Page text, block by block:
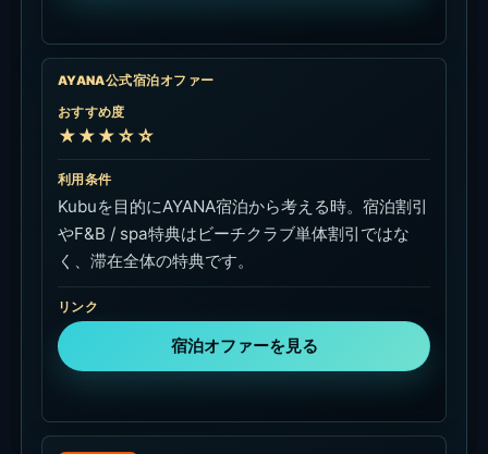
AYANA公式宿泊オファー
おすすめ度
★★★☆☆
利用条件
Kubuを目的にAYANA宿泊から考える時。宿泊割引
やF&B / spa特典はビーチクラブ単体割引ではな
く、滞在全体の特典です。
リンク
宿泊オファーを見る